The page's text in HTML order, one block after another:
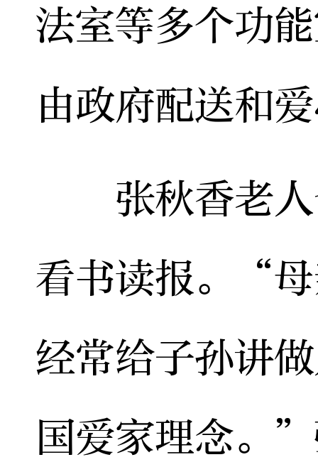
法室等多个功
由政府配送和
张秋香老人
看书读报。“
经常给子孙讲
国爱家理念。